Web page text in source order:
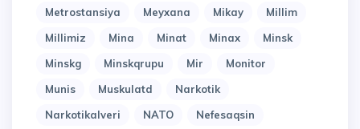
Metrostansiya
Meyxana Mikay
Millim
Millimiz
Mina Minat Minax
Minsk
Minskg
Minskqrupu Mir
Monitor
Munis
Muskulatd
Narkotik
Narkotikalveri
NATO
Nefesaqsin